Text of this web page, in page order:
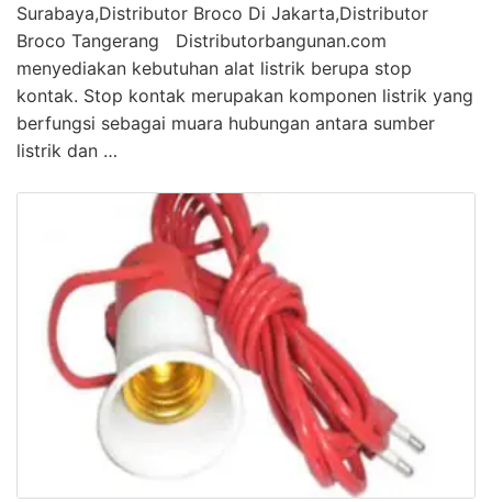
Surabaya,Distributor Broco Di Jakarta,Distributor
Broco Tangerang Distributorbangunan.com
menyediakan kebutuhan alat listrik berupa stop
kontak. Stop kontak merupakan komponen listrik yang
berfungsi sebagai muara hubungan antara sumber
listrik dan …